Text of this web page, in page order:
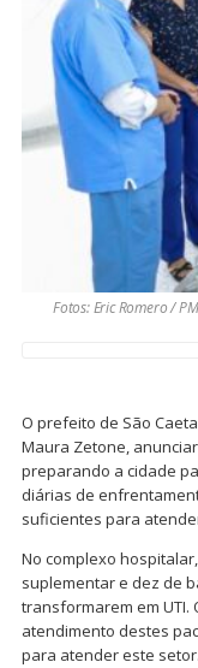
Fotos: Eric Romero /
O prefeito de São
Maura Zetone,
preparando a cidade
diárias de
suficientes para
No complexo
suplementar e dez de
transformarem em
atendimento destes
para atender este setor.